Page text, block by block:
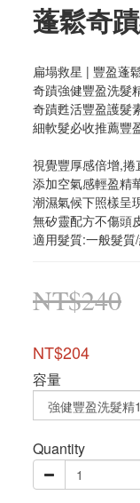
蓬鬆奇
扁塌救星 | 豐盈蓬
奇蹟強健豐盈洗髮
奇蹟甦活豐盈護髮
細軟髮必收推薦豐
視覺豐厚感倍增,捲
添加空氣感輕盈精
潮濕氣候下照樣呈
無矽靈配方不傷頭
適用髮質:一般髮質
NT$240
NT$204
容量
Quantity